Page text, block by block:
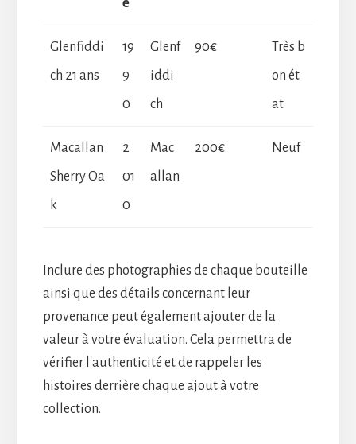
Glenfiddi
ch 21 ans
19
9
0
Glenf
iddi
ch
90€
Très b
on ét
at
Macallan
Sherry Oa
k
2
01
0
Mac
allan
200€ Neuf
Inclure des photographies de chaque bouteille
ainsi que des détails concernant leur
provenance peut également ajouter de la
valeur à votre évaluation. Cela permettra de
vérifier l'authenticité et de rappeler les
histoires derrière chaque ajout à votre
collection.